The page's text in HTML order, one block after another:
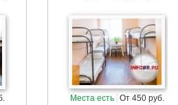
Места есть От 450 руб.